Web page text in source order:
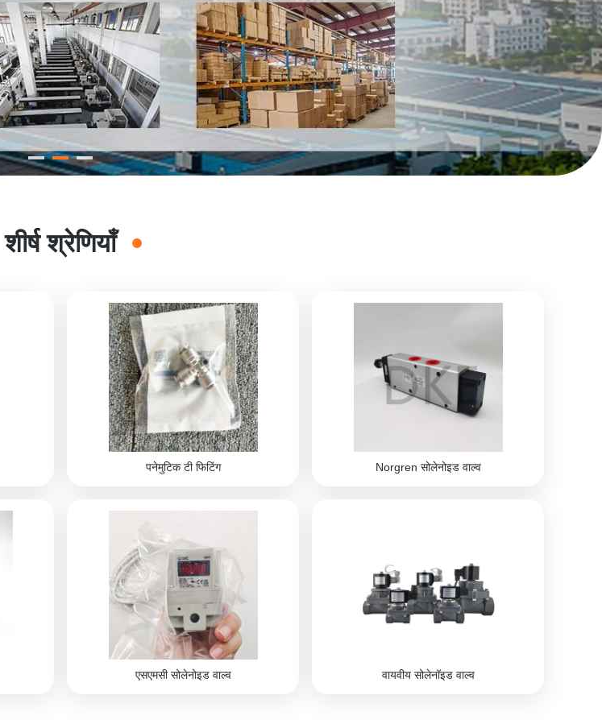
शीर्ष श्रेणियाँ
पनेमुटिक टी फिटिंग Norgren सोलेनोइड वाल्व
एसएमसी सोलेनोइड वाल्व वायवीय सोलेनॉइड वाल्व